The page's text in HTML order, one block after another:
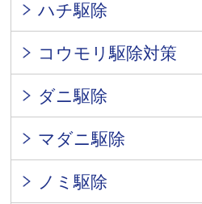
ハチ駆除
コウモリ駆除対策
ダニ駆除
マダニ駆除
ノミ駆除